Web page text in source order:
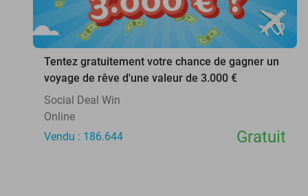
favorite_border
Tentez gratuitement votre chance de gagner un
voyage de rêve d'une valeur de 3.000 €
Social Deal Win
Online
Vendu : 186.644
Gratuit